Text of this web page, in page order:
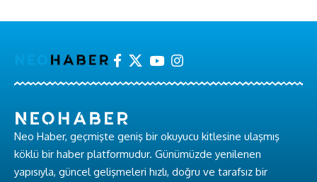
Neo Haber, geçmişte geniş bir okuyucu kitlesine ulaşmış
köklü bir haber platformudur. Günümüzde yenilenen
yapısıyla, güncel gelişmeleri hızlı, doğru ve tarafsız bir